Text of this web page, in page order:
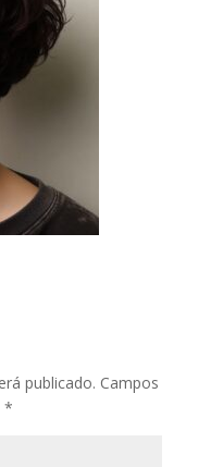
publicado. Campos
*